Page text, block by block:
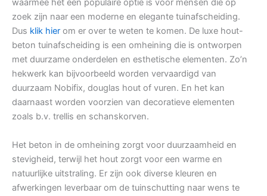
waarmee het een populaire optie is voor mensen die op
zoek zijn naar een moderne en elegante tuinafscheiding.
Dus klik hier om er over te weten te komen. De luxe hout-
beton tuinafscheiding is een omheining die is ontworpen
met duurzame onderdelen en esthetische elementen. Zo’n
hekwerk kan bijvoorbeeld worden vervaardigd van
duurzaam Nobifix, douglas hout of vuren. En het kan
daarnaast worden voorzien van decoratieve elementen
zoals b.v. trellis en schanskorven.
Het beton in de omheining zorgt voor duurzaamheid en
stevigheid, terwijl het hout zorgt voor een warme en
natuurlijke uitstraling. Er zijn ook diverse kleuren en
afwerkingen leverbaar om de tuinschutting naar wens te